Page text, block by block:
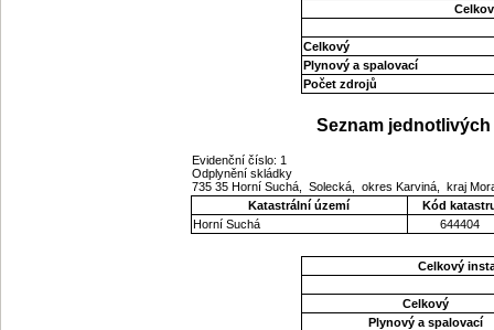
Celkový
Plynový a spalovací
Počet zdrojů
Seznam
Evidenční číslo: 1
Odplynění skládky
735 35 Horní Suchá, Solecká, okres Karviná, kraj
Katastrální území
Kód
Horní Suchá
644404
Celkový
Celkový
Plynový a spalovací